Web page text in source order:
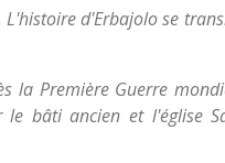
d'Erbajolo se
la Première Guerre
bâti ancien et l'église